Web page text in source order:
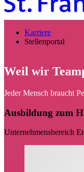
Karriere
Stellenportal
Weil wir
Jeder Mensch braucht
Ausbildung zum
Unternehmensbereich